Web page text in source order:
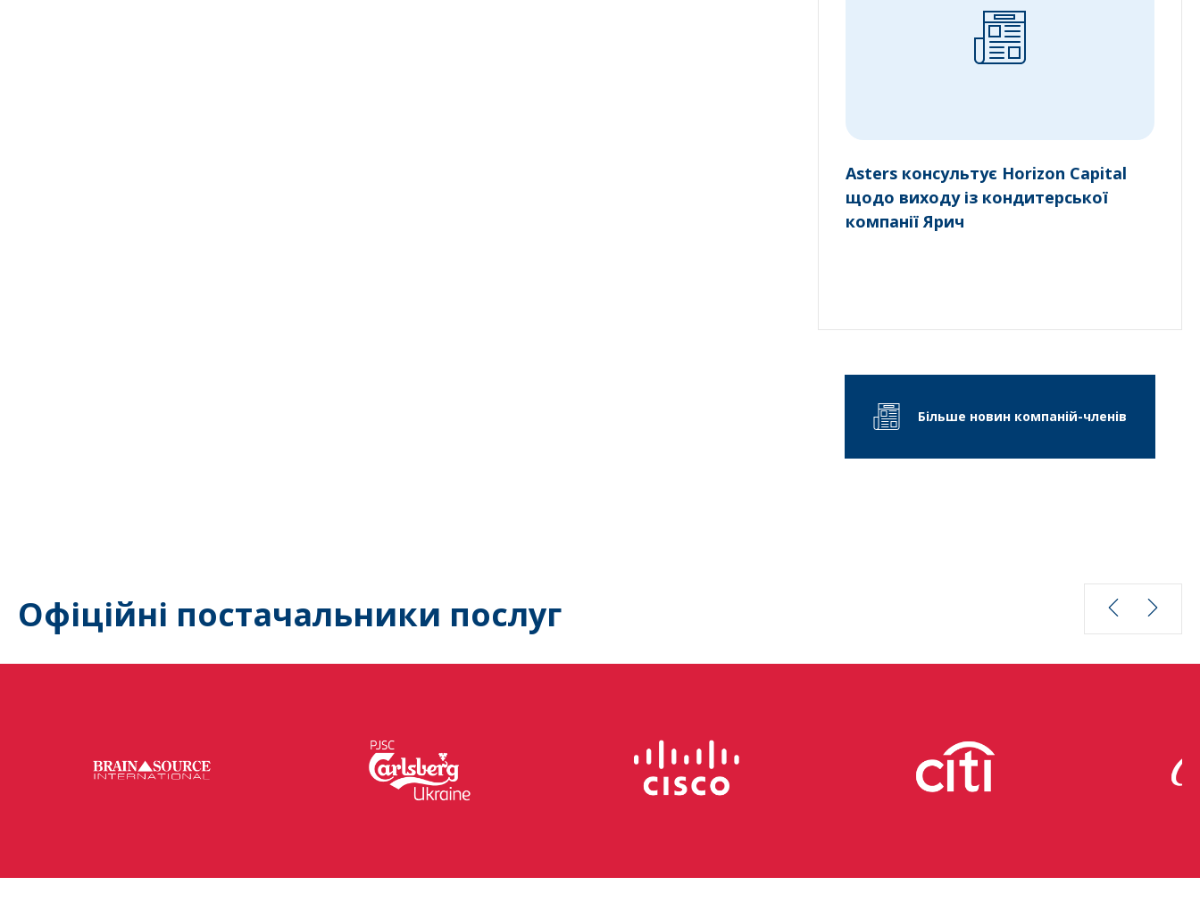
Asters консультує Horizon Capital
щодо виходу із кондитерської
компанії Ярич
Більше новин компаній-членів
Офіційні постачальники послуг